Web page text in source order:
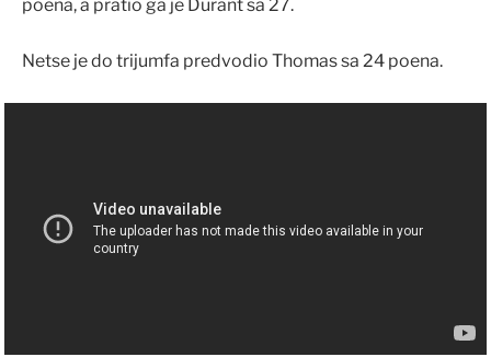
poena, a pratio ga je Durant sa 27.
Netse je do trijumfa predvodio Thomas sa 24 poena.